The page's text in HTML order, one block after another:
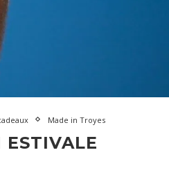
Made in Troyes
ESTIVALE